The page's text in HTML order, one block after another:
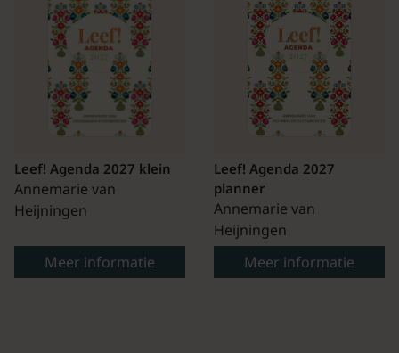
Leef! Agenda 2027 klein
Annemarie van
Heijningen
Meer informatie
Leef! Agenda 2027
planner
Annemarie van
Heijningen
Meer informatie